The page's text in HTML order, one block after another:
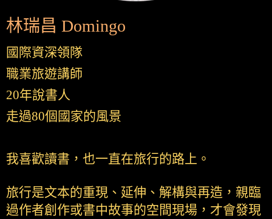
林瑞昌 Domingo
國際資深領隊
職業旅遊講師
20年說書人
走過80個國家的風景
我喜歡讀書，也一直在旅行的路上。
旅行是文本的重現、延伸、解構與再造，親臨
過作者創作或書中故事的空間現場，才會發現